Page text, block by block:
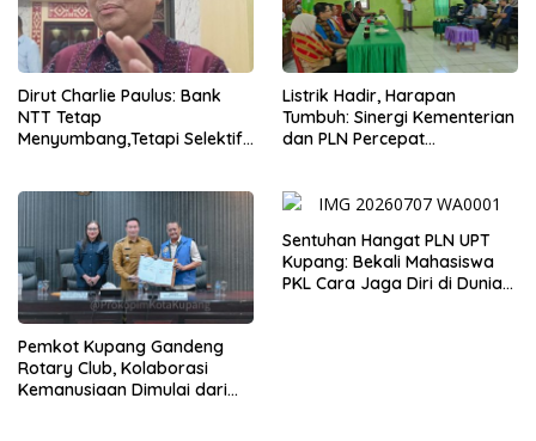
Dirut Charlie Paulus: Bank
NTT Tetap
Menyumbang,Tetapi Selektif
Listrik Hadir, Harapan
Tumbuh: Sinergi Kementerian
dan PLN Percepat
Pemkot Kupang Gandeng
Rotary Club, Kolaborasi
Kemanusiaan Dimulai dari
Sentuhan Hangat PLN UPT
Kupang: Bekali Mahasiswa
PKL Cara Jaga Diri di Dunia